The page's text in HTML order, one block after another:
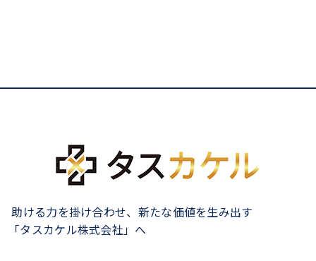
助ける力を掛け合わせ、新たな価値を生み出す
「タスカケル株式会社」へ